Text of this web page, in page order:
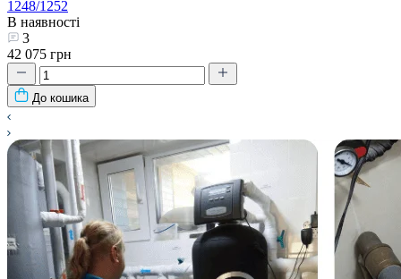
1248/1252
В наявності
3
42 075 грн
До кошика